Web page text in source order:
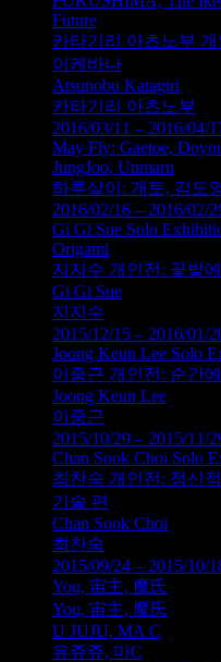
Future
카타기리 아츠노부
이케바나
Atsunobu Katagiri
카타기리 아츠노부
2016/03/11 – 2016/04/
May Fly: Gaetoe,
JungJoo, Unmaru
하루살이: 개토, 김도
2016/02/16 – 2016/02/
Gi Gi Sue Solo
Origami
지지수 개인전: 꽃밭
Gi Gi Sue
지지수
2015/12/15 – 2016/01/
Joong Keun Lee Solo
이중근 개인전: 순간
Joong Keun Lee
이중근
2015/10/29 – 2015/11/
Chan Sook Choi Solo
최찬숙 개인전: 정신
기술 편
Chan Sook Choi
최찬숙
2015/09/24 – 2015/10/
You, 宙主, 魔氏
You, 宙主, 魔氏
U JUJU, MA C
유쥬쥬, 마C